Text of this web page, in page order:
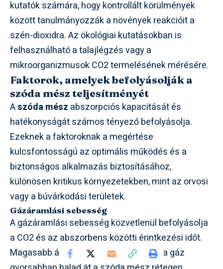
kutatók számára, hogy kontrollált körülmények
között tanulmányozzák a növények reakcióit a
szén-dioxidra. Az ökológiai kutatásokban is
felhasználható a talajlégzés vagy a
mikroorganizmusok CO2 termelésének mérésére.
Faktorok, amelyek befolyásolják a
szóda mész teljesítményét
Aszóda mész abszorpciós kapacitását és
hatékonyságát számos tényező befolyásolja.
Ezeknek a faktoroknak a megértése
kulcsfontosságú az optimális működés és a
biztonságos alkalmazás biztosításához,
különösen kritikus környezetekben, mint az orvosi
vagy a búvárkodási területek.
Gázáramlási sebesség
A gázáramlási sebesség közvetlenül befolyásolja
a CO2 és az abszorbens közötti érintkezési időt.
Magasabb áramlási sebesség esetén a gáz